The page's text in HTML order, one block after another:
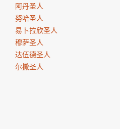
阿丹圣人
努哈圣人
易卜拉欣圣人
穆萨圣人
达伍德圣人
尔撒圣人